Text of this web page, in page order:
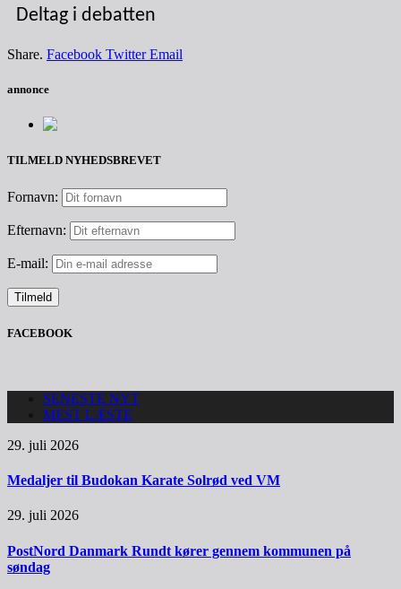
Deltag i debatten
Share. Facebook Twitter Email
annonce
TILMELD NYHEDSBREVET
Fornavn:
Efternavn:
E-mail:
FACEBOOK
SENESTE NYT
MEST LÆSTE
29. juli 2026
Medaljer til Budokan Karate Solrød ved VM
29. juli 2026
PostNord Danmark Rundt kører gennem kommunen på
søndag